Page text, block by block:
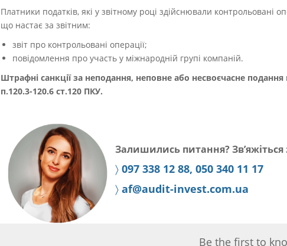
Платники податків, які у звітному році здійснювали контрольовані
що настає за звітним:
звіт про контрольовані операції;
повідомлення про участь у міжнародній групі компаній.
Штрафні санкції за неподання, неповне або несвоєчасне
п.120.3-120.6 ст.120 ПКУ.
Залишились питання?
〉 097 338 12 88, 050 340 11 17
〉 af@audit-invest.com.ua
Be the first to